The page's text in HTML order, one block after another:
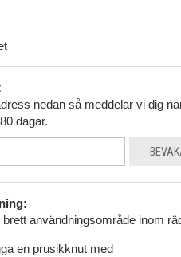
nedan så meddelar vi dig
dagar.
användningsområde inom
en prusikknut med